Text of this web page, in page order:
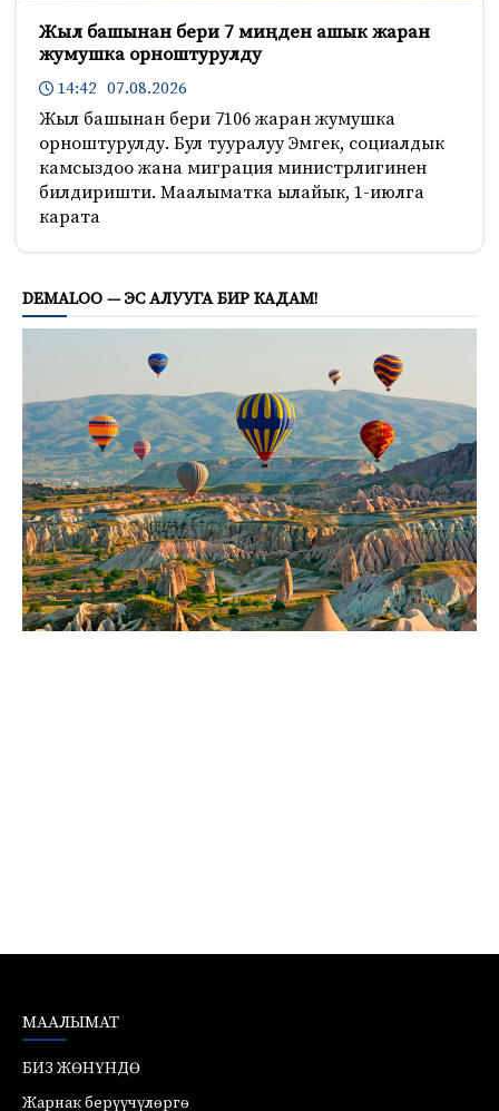
Жыл башынан бери 7 миңден ашык жаран
жумушка орноштурулду
14:42 07.08.2026
Жыл башынан бери 7106 жаран жумушка
орноштурулду. Бул тууралуу Эмгек, социалдык
камсыздоо жана миграция министрлигинен
билдиришти. Маалыматка ылайык, 1-июлга
карата
DEMALOO — ЭС АЛУУГА БИР КАДАМ!
МААЛЫМАТ
БИЗ ЖӨНҮНДӨ
Жарнак берүүчүлөргө